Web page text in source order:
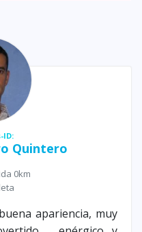
ID:
Quintero
0km
apariencia, muy